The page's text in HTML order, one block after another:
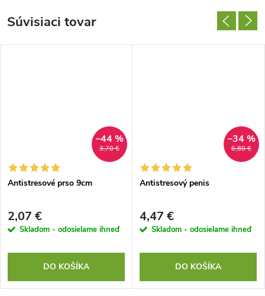
Súvisiaci tovar
3,70 €
–44 %
Antistresové prso 9cm
2,07 €
Skladom - odosielame ihneď
DO KOŠÍKA
6,80 €
–34 %
Antistresový penis
4,47 €
Skladom - odosielame ihneď
DO KOŠÍKA